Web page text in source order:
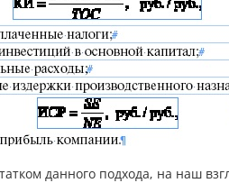
данного подхода, на наш